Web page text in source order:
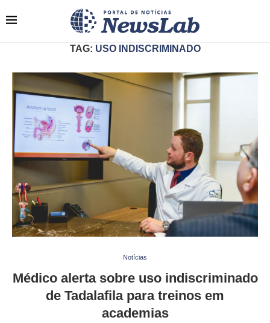
TAG: USO INDISCRIMINADO
Notícias
Médico alerta sobre uso indiscriminado
de Tadalafila para treinos em
academias